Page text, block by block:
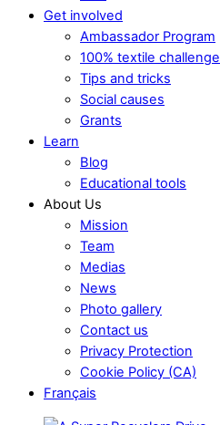
Get involved
Ambassador Program
100% textile challenge
Tips and tricks
Social causes
Grants
Learn
Blog
Educational tools
About Us
Mission
Team
Medias
News
Photo gallery
Contact us
Privacy Protection
Cookie Policy (CA)
Français